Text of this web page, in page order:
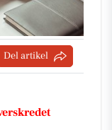
Del artikel